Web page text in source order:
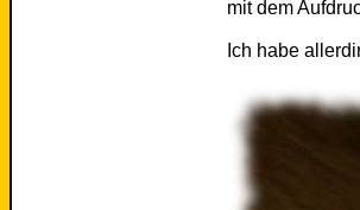
mit dem
Ich habe